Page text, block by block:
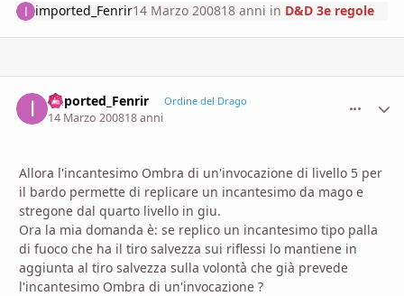
imported_Fenrir14 Marzo 200818 anni in D&D 3e regole
imported_Fenrir Ordine del Drago
14 Marzo 200818 anni
Allora l'incantesimo Ombra di un'invocazione di livello 5 per
il bardo permette di replicare un incantesimo da mago e
stregone dal quarto livello in giu.
Ora la mia domanda è: se replico un incantesimo tipo palla
di fuoco che ha il tiro salvezza sui riflessi lo mantiene in
aggiunta al tiro salvezza sulla volontà che già prevede
l'incantesimo Ombra di un'invocazione ?